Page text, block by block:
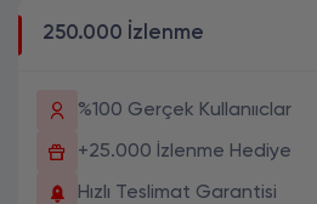
250.000 İzlenme
%100 Gerçek Kullanııclar
+25.000 İzlenme Hediye
Hızlı Teslimat Garantisi